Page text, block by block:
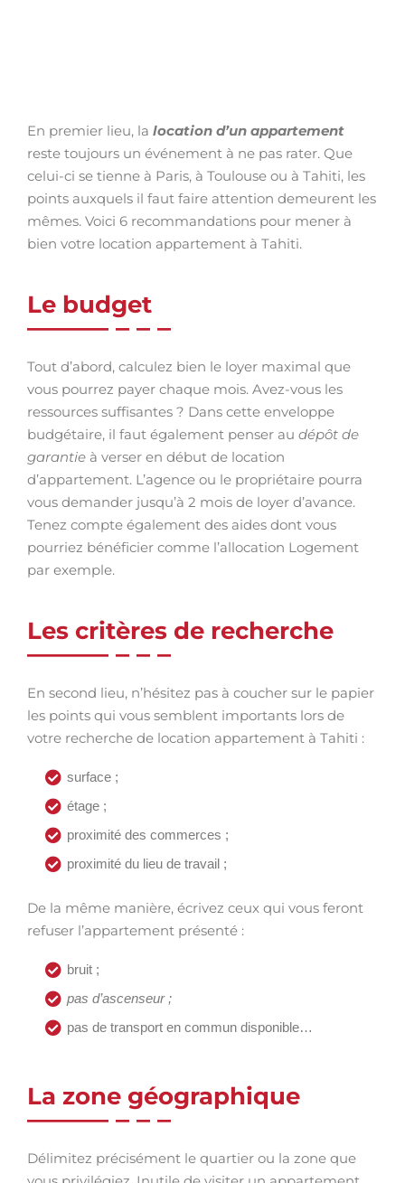
En premier lieu, la location d’un appartement
reste toujours un événement à ne pas rater. Que
celui-ci se tienne à Paris, à Toulouse ou à Tahiti, les
points auxquels il faut faire attention demeurent les
mêmes. Voici 6 recommandations pour mener à
bien votre location appartement à Tahiti.
Le budget
Tout d’abord, calculez bien le loyer maximal que
vous pourrez payer chaque mois. Avez-vous les
ressources suffisantes ? Dans cette enveloppe
budgétaire, il faut également penser au dépôt de
garantie à verser en début de location
d’appartement. L’agence ou le propriétaire pourra
vous demander jusqu’à 2 mois de loyer d’avance.
Tenez compte également des aides dont vous
pourriez bénéficier comme l’allocation Logement
par exemple.
Les critères de recherche
En second lieu, n’hésitez pas à coucher sur le papier
les points qui vous semblent importants lors de
votre recherche de location appartement à Tahiti :
surface ;
étage ;
proximité des commerces ;
proximité du lieu de travail ;
De la même manière, écrivez ceux qui vous feront
refuser l’appartement présenté :
bruit ;
pas d’ascenseur ;
pas de transport en commun disponible…
La zone géographique
Délimitez précisément le quartier ou la zone que